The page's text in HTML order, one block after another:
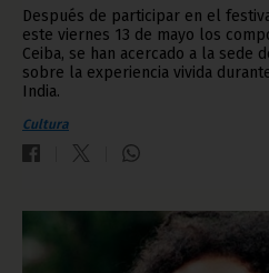
Después de participar en el
este viernes 13 de mayo los
Ceiba, se han acercado a la sede
sobre la experiencia vivida
India.
Cultura